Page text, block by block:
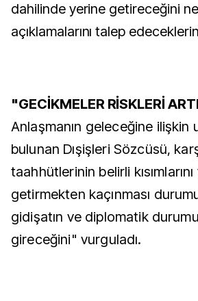
dahilinde yerine getireceğini
açıklamalarını talep
"GECİKMELER RİSKLERİ
Anlaşmanın geleceğine ilişkin
bulunan Dışişleri Sözcüsü,
taahhütlerinin belirli
getirmekten kaçınması
gidişatın ve diplomatik
gireceğini" vurguladı.